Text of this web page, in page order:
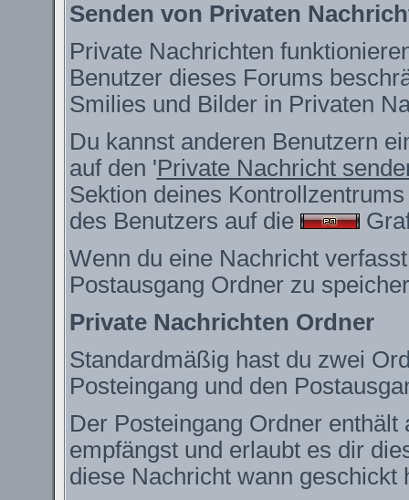
Senden von Privaten
Private Nachrichten
Benutzer dieses Forums
Smilies und Bilder in Privaten
Du kannst anderen Benutzern
auf den 'Private Nachricht
Sektion deines
des Benutzers auf die
Wenn du eine Nachricht
Postausgang Ordner zu
Private Nachrichten Ordner
Standardmäßig hast du zwei
Posteingang und den
Der Posteingang Ordner
empfängst und erlaubt es dir
diese Nachricht wann geschickt